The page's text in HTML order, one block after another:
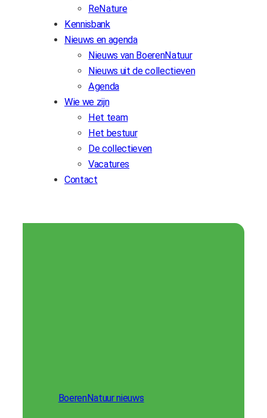
ReNature
Kennisbank
Nieuws en agenda
Nieuws van BoerenNatuur
Nieuws uit de collectieven
Agenda
Wie we zijn
Het team
Het bestuur
De collectieven
Vacatures
Contact
BoerenNatuur nieuws